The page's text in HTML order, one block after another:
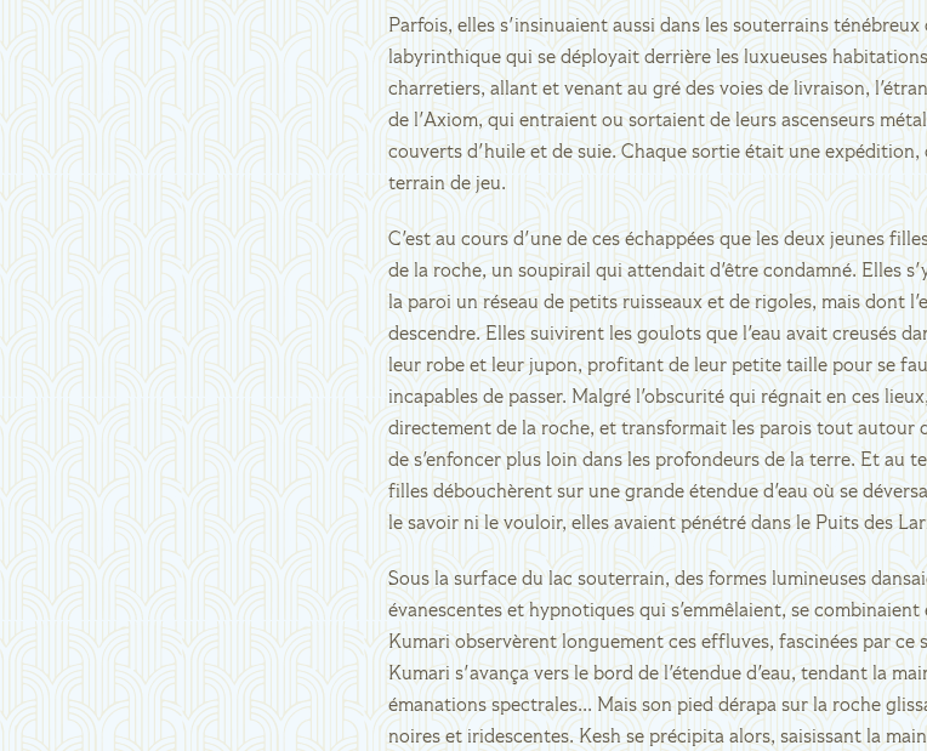
Parfois, elles s'insinuaient aussi dans les souterrains
labyrinthique qui se déployait derrière les luxueuses
charretiers, allant et venant au gré des voies de livraison,
de l'Axiom, qui entraient ou sortaient de leurs ascenseurs
couverts d'huile et de suie. Chaque sortie était une
terrain de jeu.
C'est au cours d'une de ces échappées que les deux jeunes
de la roche, un soupirail qui attendait d'être condamné. Elles
la paroi un réseau de petits ruisseaux et de rigoles, mais dont
descendre. Elles suivirent les goulots que l'eau avait creusés
leur robe et leur jupon, profitant de leur petite taille pour se
incapables de passer. Malgré l'obscurité qui régnait en ces
directement de la roche, et transformait les parois tout autour
de s'enfoncer plus loin dans les profondeurs de la terre. Et au
filles débouchèrent sur une grande étendue d'eau où se
le savoir ni le vouloir, elles avaient pénétré dans le Puits des
Sous la surface du lac souterrain, des formes lumineuses
évanescentes et hypnotiques qui s'emmêlaient, se combinaient
Kumari observèrent longuement ces effluves, fascinées par ce
Kumari s'avança vers le bord de l'étendue d'eau, tendant la
émanations spectrales... Mais son pied dérapa sur la roche
noires et iridescentes. Kesh se précipita alors, saisissant la